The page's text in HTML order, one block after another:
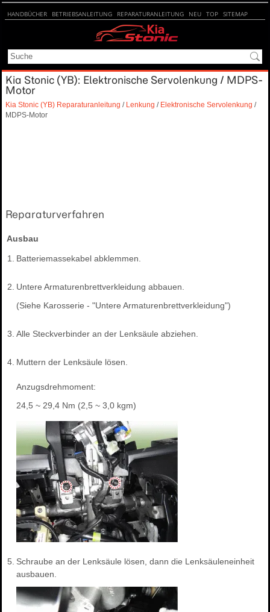
HANDBÜCHER BETRIEBSANLEITUNG REPARATURANLEITUNG NEU TOP SITEMAP
Kia Stonic (YB): Elektronische Servolenkung / MDPS-
Motor
Kia Stonic (YB) Reparaturanleitung / Lenkung / Elektronische Servolenkung /
MDPS-Motor
Reparaturverfahren
Ausbau
1. Batteriemassekabel abklemmen.
2. Untere Armaturenbrettverkleidung abbauen.
(Siehe Karosserie - "Untere Armaturenbrettverkleidung")
3. Alle Steckverbinder an der Lenksäule abziehen.
4. Muttern der Lenksäule lösen.
Anzugsdrehmoment:
24,5 ~ 29,4 Nm (2,5 ~ 3,0 kgm)
5. Schraube an der Lenksäule lösen, dann die Lenksäuleneinheit
ausbauen.